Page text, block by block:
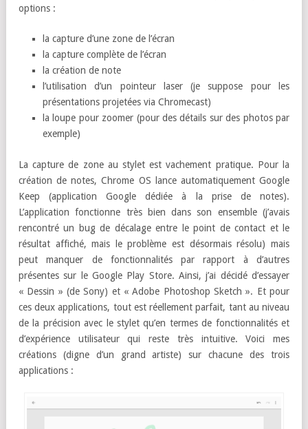
options :
la capture d’une zone de l’écran
la capture complète de l’écran
la création de note
l’utilisation d’un pointeur laser (je suppose pour les
présentations projetées via Chromecast)
la loupe pour zoomer (pour des détails sur des photos par
exemple)
La capture de zone au stylet est vachement pratique. Pour la
création de notes, Chrome OS lance automatiquement Google
Keep (application Google dédiée à la prise de notes).
L’application fonctionne très bien dans son ensemble (j’avais
rencontré un bug de décalage entre le point de contact et le
résultat affiché, mais le problème est désormais résolu) mais
peut manquer de fonctionnalités par rapport à d’autres
présentes sur le Google Play Store. Ainsi, j’ai décidé d’essayer
« Dessin » (de Sony) et « Adobe Photoshop Sketch ». Et pour
ces deux applications, tout est réellement parfait, tant au niveau
de la précision avec le stylet qu’en termes de fonctionnalités et
d’expérience utilisateur qui reste très intuitive. Voici mes
créations (digne d’un grand artiste) sur chacune des trois
applications :